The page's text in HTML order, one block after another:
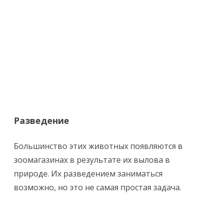
Разведение
Большинство этих животных появляются в
зоомагазинах в результате их вылова в
природе. Их разведением заниматься
возможно, но это не самая простая задача.